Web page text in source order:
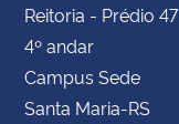
Reitoria - Prédio 47
4º andar
Campus Sede
Santa Maria-RS